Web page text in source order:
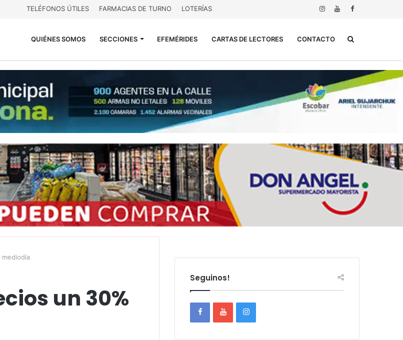
TELÉFONOS ÚTILES FARMACIAS DE TURNO LOTERÍAS
QUIÉNES SOMOS SECCIONES EFEMÉRIDES CARTAS DE LECTORES CONTACTO
un 30%
Seguinos!